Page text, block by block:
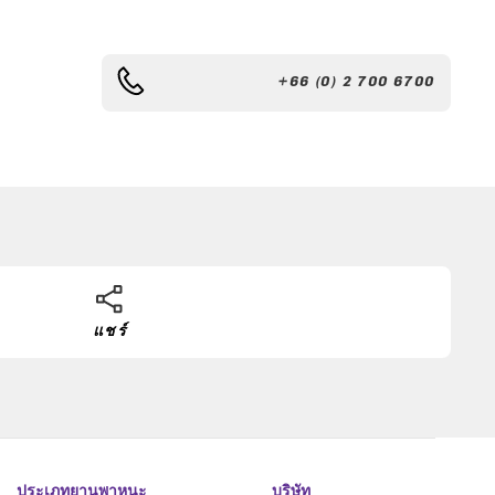
+66 (0) 2 700 6700
แชร์
ประเภทยานพาหนะ บริษัท